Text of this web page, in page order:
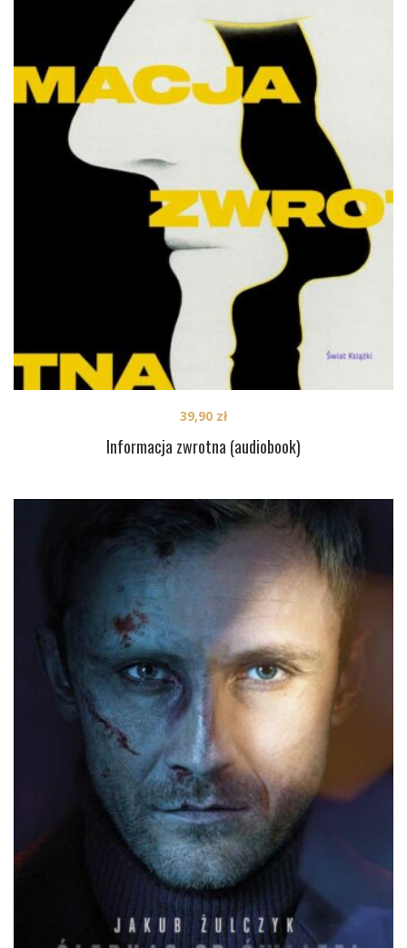
Informacja zwrotna (audiobook)
39,90 zł